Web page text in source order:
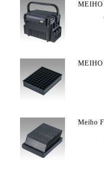
MEIHO
MEIHO
Meiho